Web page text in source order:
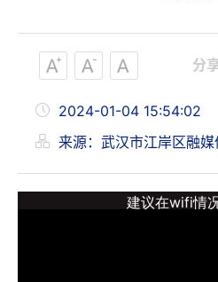
分
2024-01-04 15:54:02
来源：武汉市江岸区融